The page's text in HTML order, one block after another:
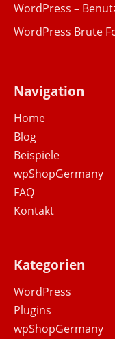
WordPress –
WordPress Brute
Navigation
Home
Blog
Beispiele
wpShopGermany
FAQ
Kontakt
Kategorien
WordPress
Plugins
wpShopGermany